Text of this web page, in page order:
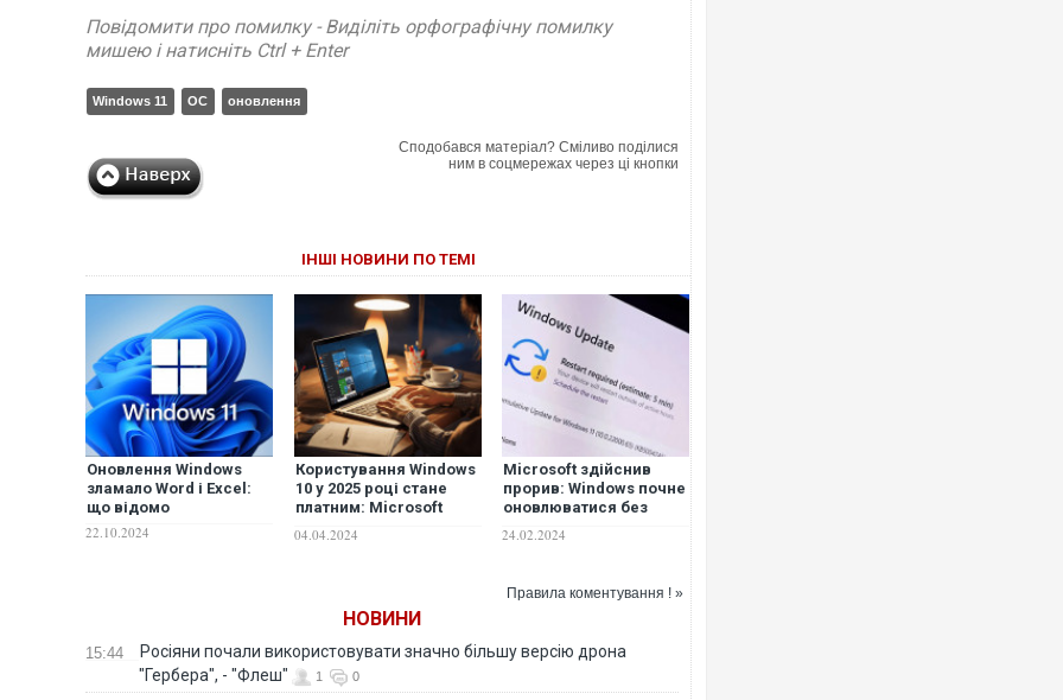
Повідомити про помилку - Виділіть орфографічну помилку
мишею і натисніть Ctrl + Enter
Windows 11 ОС оновлення
Сподобався матеріал? Сміливо поділися
ним в соцмережах через ці кнопки
ІНШІ НОВИНИ ПО ТЕМІ
Оновлення Windows
зламало Word і Excel:
що відомо
22.10.2024
Користування Windows
10 у 2025 році стане
платним: Microsoft
04.04.2024
Microsoft здійснив
прорив: Windows почне
оновлюватися без
комп'ютера
24.02.2024
Правила коментування ! »
НОВИНИ
15:44
Росіяни почали використовувати значно більшу версію дрона
"Гербера", - "Флеш"
1 0